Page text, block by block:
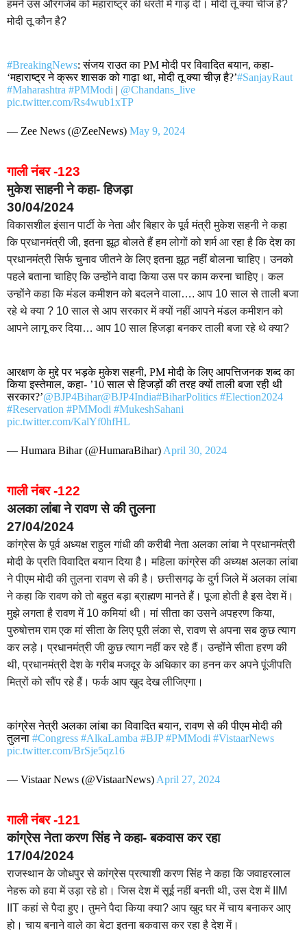
हमने उस औरंगजेब को महाराष्ट्र की धरती में गाड़ दी। मोदी तू क्या चीज है?
मोदी तू कौन है?
#BreakingNews: संजय राउत का PM मोदी पर विवादित बयान, कहा-
‘महाराष्ट्र ने क्रूर शासक को गाढ़ा था, मोदी तू क्या चीज़ है?’#SanjayRaut
#Maharashtra #PMModi | @Chandans_live
pic.twitter.com/Rs4wub1xTP
— Zee News (@ZeeNews) May 9, 2024
गाली नंबर -123
मुकेश साहनी ने कहा- हिजड़ा
30/04/2024
विकासशील इंसान पार्टी के नेता और बिहार के पूर्व मंत्री मुकेश सहनी ने कहा
कि प्रधानमंत्री जी, इतना झूठ बोलते हैं हम लोगों को शर्म आ रहा है कि देश का
प्रधानमंत्री सिर्फ चुनाव जीतने के लिए इतना झूठ नहीं बोलना चाहिए। उनको
पहले बताना चाहिए कि उन्होंने वादा किया उस पर काम करना चाहिए। कल
उन्होंने कहा कि मंडल कमीशन को बदलने वाला…. आप 10 साल से ताली बजा
रहे थे क्या ? 10 साल से आप सरकार में क्यों नहीं आपने मंडल कमीशन को
आपने लागू कर दिया… आप 10 साल हिजड़ा बनकर ताली बजा रहे थे क्या?
आरक्षण के मुद्दे पर भड़के मुकेश सहनी, PM मोदी के लिए आपत्तिजनक शब्द का
किया इस्तेमाल, कहा- ’10 साल से हिजड़ों की तरह क्यों ताली बजा रही थी
सरकार?’@BJP4Bihar@BJP4India#BiharPolitics #Election2024
#Reservation #PMModi #MukeshSahani
pic.twitter.com/KalYf0hfHL
— Humara Bihar (@HumaraBihar) April 30, 2024
गाली नंबर -122
अलका लांबा ने रावण से की तुलना
27/04/2024
कांग्रेस के पूर्व अध्यक्ष राहुल गांधी की करीबी नेता अलका लांबा ने प्रधानमंत्री
मोदी के प्रति विवादित बयान दिया है। महिला कांग्रेस की अध्यक्ष अलका लांबा
ने पीएम मोदी की तुलना रावण से की है। छत्तीसगढ़ के दुर्ग जिले में अलका लांबा
ने कहा कि रावण को तो बहुत बड़ा ब्राह्मण मानते हैं। पूजा होती है इस देश में।
मुझे लगता है रावण में 10 कमियां थी। मां सीता का उसने अपहरण किया,
पुरुषोत्तम राम एक मां सीता के लिए पूरी लंका से, रावण से अपना सब कुछ त्याग
कर लड़े। प्रधानमंत्री जी कुछ त्याग नहीं कर रहे हैं। उन्होंने सीता हरण की
थी, प्रधानमंत्री देश के गरीब मजदूर के अधिकार का हनन कर अपने पूंजीपति
मित्रों को सौंप रहे हैं। फर्क आप खुद देख लीजिएगा।
कांग्रेस नेत्री अलका लांबा का विवादित बयान, रावण से की पीएम मोदी की
तुलना #Congress #AlkaLamba #BJP #PMModi #VistaarNews
pic.twitter.com/BrSje5qz16
— Vistaar News (@VistaarNews) April 27, 2024
गाली नंबर -121
कांग्रेस नेता करण सिंह ने कहा- बकवास कर रहा
17/04/2024
राजस्थान के जोधपुर से कांग्रेस प्रत्याशी करण सिंह ने कहा कि जवाहरलाल
नेहरू को हवा में उड़ा रहे हो। जिस देश में सूई नहीं बनती थी, उस देश में IIM
IIT कहां से पैदा हुए। तुमने पैदा किया क्या? आप खुद घर में चाय बनाकर आए
हो। चाय बनाने वाले का बेटा इतना बकवास कर रहा है देश में।